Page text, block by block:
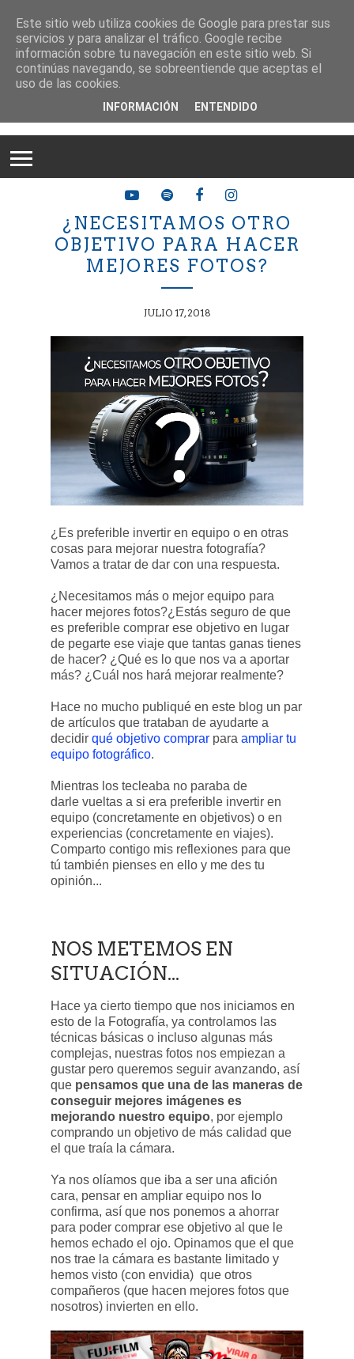
¿NECESITAMOS OTRO
OBJETIVO PARA HACER
MEJORES FOTOS?
JULIO 17, 2018
¿Es preferible invertir en equipo o en otras
cosas para mejorar nuestra fotografía?
Vamos a tratar de dar con una respuesta.
¿Necesitamos más o mejor equipo para
hacer mejores fotos?¿Estás seguro de que
es preferible comprar ese objetivo en lugar
de pegarte ese viaje que tantas ganas tienes
de hacer? ¿Qué es lo que nos va a aportar
más? ¿Cuál nos hará mejorar realmente?
Hace no mucho publiqué en este blog un par
de artículos que trataban de ayudarte a
decidir qué objetivo comprar para ampliar tu
equipo fotográfico.
Mientras los tecleaba no paraba de
darle vueltas a si era preferible invertir en
equipo (concretamente en objetivos) o en
experiencias (concretamente en viajes).
Comparto contigo mis reflexiones para que
tú también pienses en ello y me des tu
opinión...
NOS METEMOS EN
SITUACIÓN...
Hace ya cierto tiempo que nos iniciamos en
esto de la Fotografía, ya controlamos las
técnicas básicas o incluso algunas más
complejas, nuestras fotos nos empiezan a
gustar pero queremos seguir avanzando, así
que pensamos que una de las maneras de
conseguir mejores imágenes es
mejorando nuestro equipo, por ejemplo
comprando un objetivo de más calidad que
el que traía la cámara.
Ya nos olíamos que iba a ser una afición
cara, pensar en ampliar equipo nos lo
confirma, así que nos ponemos a ahorrar
para poder comprar ese objetivo al que le
hemos echado el ojo. Opinamos que el que
nos trae la cámara es bastante limitado y
hemos visto (con envidia) que otros
compañeros (que hacen mejores fotos que
nosotros) invierten en ello.
Este sitio web utiliza cookies de Google para prestar sus
servicios y para analizar el tráfico. Google recibe
información sobre tu navegación en este sitio web. Si
continúas navegando, se sobreentiende que aceptas el
uso de las cookies.
INFORMACIÓN ENTENDIDO